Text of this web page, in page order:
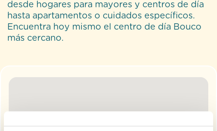
desde hogares para mayores y centros de día
hasta apartamentos o cuidados específicos.
Encuentra hoy mismo el centro de día Bouco
más cercano.